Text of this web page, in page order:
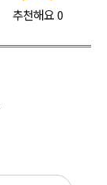
추천해요 0